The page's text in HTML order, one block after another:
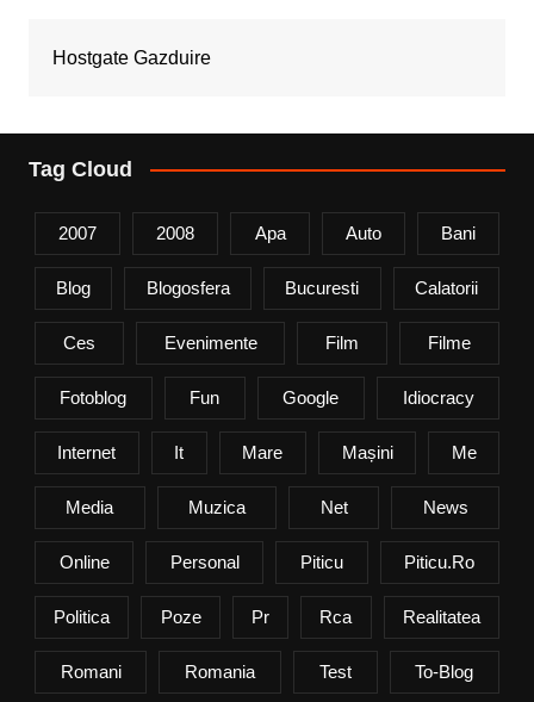
Hostgate Gazduire
Tag Cloud
2007 2008 Apa Auto Bani
Blog Blogosfera Bucuresti Calatorii
Ces Evenimente Film Filme
Fotoblog Fun Google Idiocracy
Internet It Mare Mașini Me
Media Muzica Net News
Online Personal Piticu Piticu.ro
Politica Poze Pr Rca Realitatea
Romani Romania Test To-Blog